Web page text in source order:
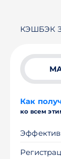
КЭШБЭК
Как
ко всем